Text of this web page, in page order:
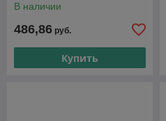
В наличии
486,86 руб.
Купить